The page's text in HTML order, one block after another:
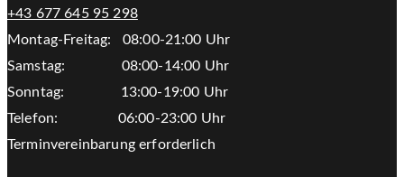
+43 677 645 95 298
Montag-Freitag: 08:00-21:00 Uhr
Samstag: 08:00-14:00 Uhr
Sonntag: 13:00-19:00 Uhr
Telefon: 06:00-23:00 Uhr
Terminvereinbarung erforderlich